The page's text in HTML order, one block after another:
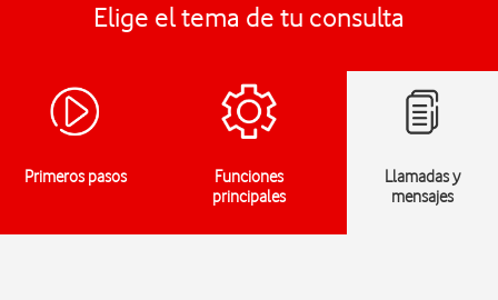
Elige el tema de tu consulta
Primeros pasos
Funciones
principales
Llamadas y
mensajes